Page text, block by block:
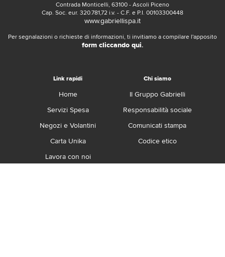
Contrada Monticelli, 63100 - Ascoli Piceno
Cap. Soc. eur. 320.781,72 i.v. - C.F. e P.I. 00103300448
www.gabriellispa.it
Per segnalazioni o richieste di informazioni, ti invitiamo a compilare l'apposito
form cliccando qui.
Link rapidi
Home
Servizi Spesa
Negozi e Volantini
Carta Unika
Lavora con noi
Chi siamo
Il Gruppo Gabrielli
Responsabilità sociale
Comunicati stampa
Codice etico